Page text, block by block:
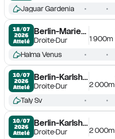
Jaguar Gardenia
18/07
2026
Attelé
Berlin-Mariendorf
DroiteDur
1 900m
Halma Venus
10/07
2026
Attelé
Berlin-Karlshorst
DroiteDur
2 000m
Taly Sv
10/07
2026
Attelé
Berlin-Karlshorst
DroiteDur
2 000m